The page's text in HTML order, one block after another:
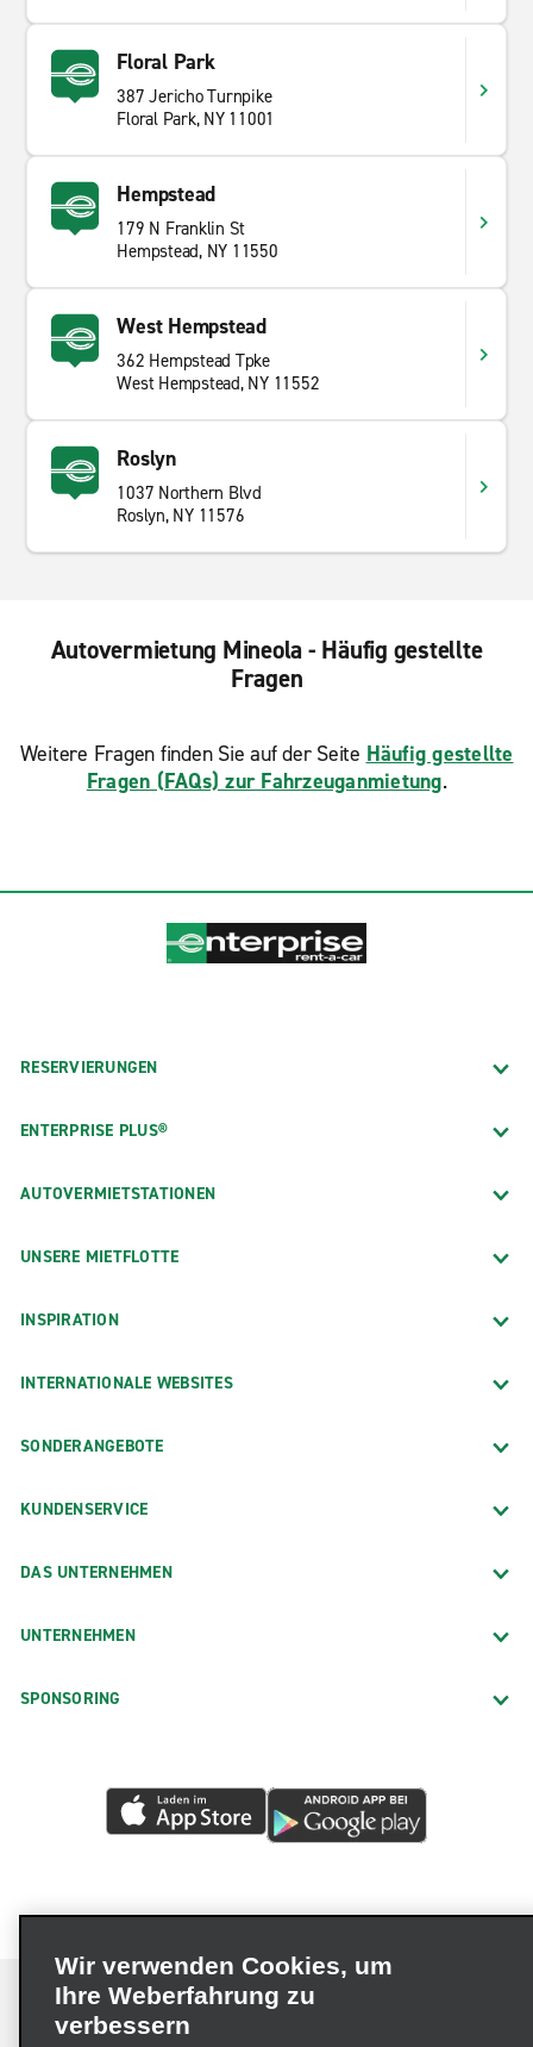
Floral Park
387 Jericho Turnpike
Floral Park, NY 11001
Hempstead
179 N Franklin St
Hempstead, NY 11550
West Hempstead
362 Hempstead Tpke
West Hempstead, NY 11552
Roslyn
1037 Northern Blvd
Roslyn, NY 11576
Autovermietung Mineola - Häufig gestellte
Fragen
Weitere Fragen finden Sie auf der Seite Häufig gestellte
Fragen (FAQs) zur Fahrzeuganmietung.
RESERVIERUNGEN
ENTERPRISE PLUS®
AUTOVERMIETSTATIONEN
UNSERE MIETFLOTTE
INSPIRATION
INTERNATIONALE WEBSITES
SONDERANGEBOTE
KUNDENSERVICE
DAS UNTERNEHMEN
UNTERNEHMEN
SPONSORING
Wir verwenden Cookies, um
Ihre Weberfahrung zu
verbessern